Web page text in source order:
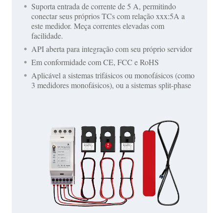
Suporta entrada de corrente de 5 A, permitindo
conectar seus próprios TCs com relação xxx:5A a
este medidor. Meça correntes elevadas com
facilidade.
API aberta para integração com seu próprio servidor
Em conformidade com CE, FCC e RoHS
Aplicável a sistemas trifásicos ou monofásicos (como
3 medidores monofásicos), ou a sistemas split-phase